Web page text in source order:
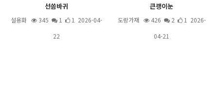
선씀바귀
설용화 345 1
1 2026-04-
22
큰괭이눈
도랑가재 426 2
1 2026-
04-21